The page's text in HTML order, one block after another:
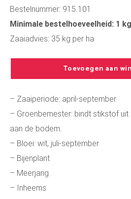
Bestelnummer: 915.101
Minimale bestelhoeveelheid: 1 kg
Zaaiadvies: 35 kg per ha
Toevoegen aan
– Zaaiperiode: april-september
– Groenbemester: bindt stikstof
aan de bodem.
– Bloei: wit, juli-september
– Bijenplant
– Meerjarig
– Inheems